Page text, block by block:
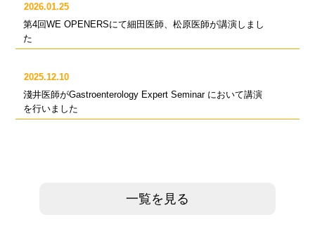
2026.01.25
第4回WE OPENERSにて細田医師、松原医師が講演しまし
た
2025.12.10
淺井医師がGastroenterology Expert Seminar において講演
を行いました
一覧を見る